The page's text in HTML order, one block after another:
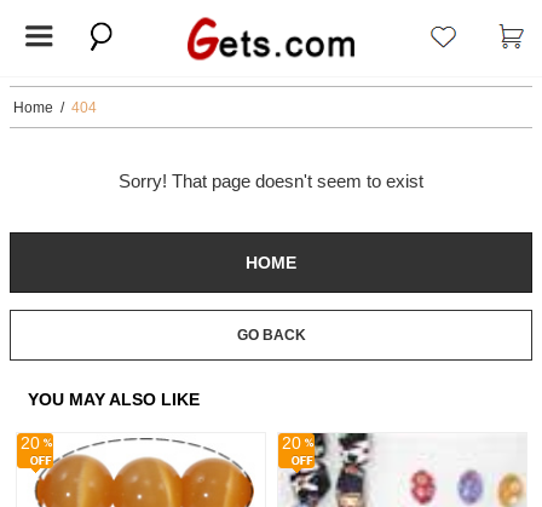
Home / 404
Sorry! That page doesn't seem to exist
HOME
GO BACK
YOU MAY ALSO LIKE
20 20